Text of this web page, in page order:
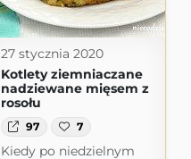
27 stycznia 2020
Kotlety ziemniaczane
nadziewane mięsem z
rosołu
97 7
Kiedy po niedzielnym